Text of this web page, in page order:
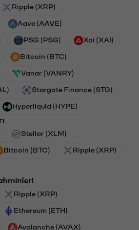
Ripple (XRP)
Aave (AAVE)
PSG (PSG) Xai (XAI)
Bitcoin (BTC)
Vanar (VANRY)
Stargate Finance (STG)
Hyperliquid (HYPE)
Stellar (XLM)
Bitcoin (BTC) Ripple (XRP)
Ripple (XRP)
Ethereum (ETH)
Avalanche (AVAX)